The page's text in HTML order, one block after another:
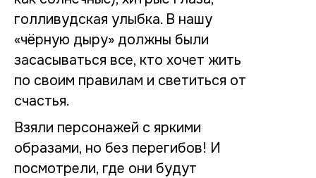
голливудская улыбка. В нашу
«чёрную дыру» должны были
засасываться все, кто хочет жить
по своим правилам и светиться от
счастья.
Взяли персонажей с яркими
образами, но без перегибов! И
посмотрели, где они будут